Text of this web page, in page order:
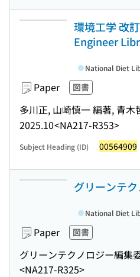
環境工学 改
Engineer
Paper 図書
多川正, 山崎慎一 編著, 青木
2025.10<NA217-R353>
National Diet
Subject Heading (ID) 00564909
グリーンテ
Paper 図書
グリーンテクノロジー編集
<NA217-R325>
National Diet